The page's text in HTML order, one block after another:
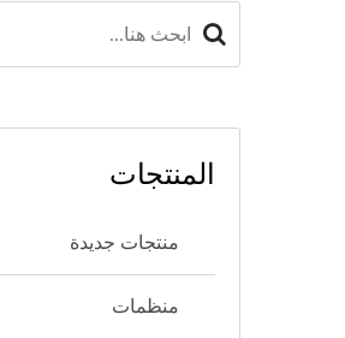
المنتجات
منتجات جديدة
منظمات